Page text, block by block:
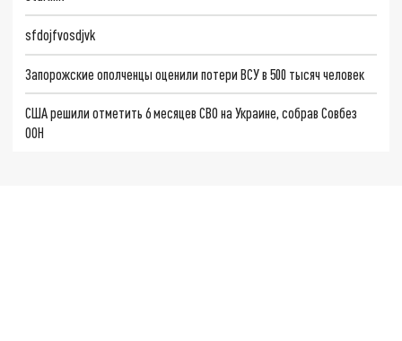
sfdojfvosdjvk
Запорожские ополченцы оценили потери ВСУ в 500 тысяч человек
США решили отметить 6 месяцев СВО на Украине, собрав Совбез
ООН